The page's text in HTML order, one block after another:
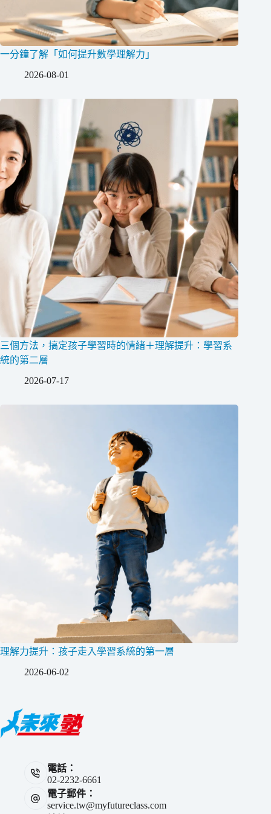
一分鐘了解「如何提升數學理解力」
2026-08-01
三個方法，搞定孩子學習時的情緒＋理解提升：學習系
統的第二層
2026-07-17
理解力提升：孩子走入學習系統的第一層
2026-06-02
電話：
02-2232-6661
電子郵件：
service.tw@myfutureclass.com